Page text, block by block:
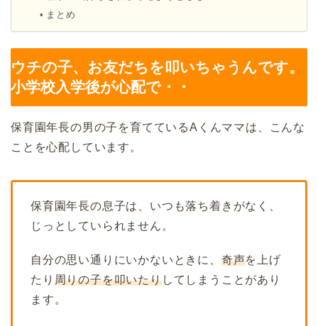
まとめ
ウチの子、お友だちを叩いちゃうんです。
小学校入学後が心配で・・
保育園年長の男の子を育てているAくんママは、こんな
ことを心配しています。
保育園年長の息子は、いつも落ち着きがなく、
じっとしていられません。
自分の思い通りにいかないときに、 奇声を上げ
たり 周りの子を叩いたりしてしまうことがあり
ます。